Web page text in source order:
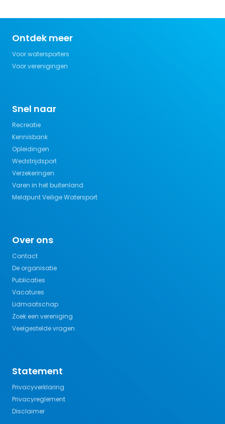
Ontdek meer
Voor watersporters
Voor verenigingen
Snel naar
Recreatie
Kennisbank
Opleidingen
Wedstrijdsport
Verzekeringen
Varen in het buitenland
Meldpunt Veilige Watersport
Over ons
Contact
De organisatie
Publicaties
Vacatures
Lidmaatschap
Zoek een vereniging
Veelgestelde vragen
Statement
Privacyverklaring
Privacyreglement
Disclaimer